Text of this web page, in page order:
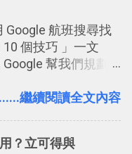
影音圖文的功能。
Slack 的頻道、群
天，不會干擾工作
重點。 3. 「 有彈性
在任何地方和公司
Google 航班搜尋找
個技巧 」一文
幫我們規劃
的「我的地圖」服
可以打造出一張一
繼續閱讀全文內容
？立可得與